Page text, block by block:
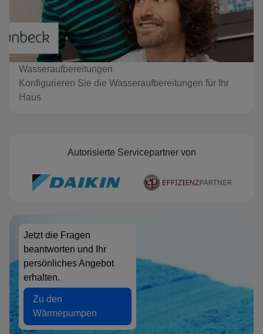
Wasseraufbereitungen
Konfigurieren Sie die Wasseraufbereitungen für Ihr
Haus
Autorisierte Servicepartner von
Jetzt die Fragen
beantworten und Ihr
persönliches Angebot
erhalten.
Zu den
Wärmepumpen